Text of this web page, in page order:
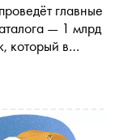
главные
— 1 млрд
который в
Николая